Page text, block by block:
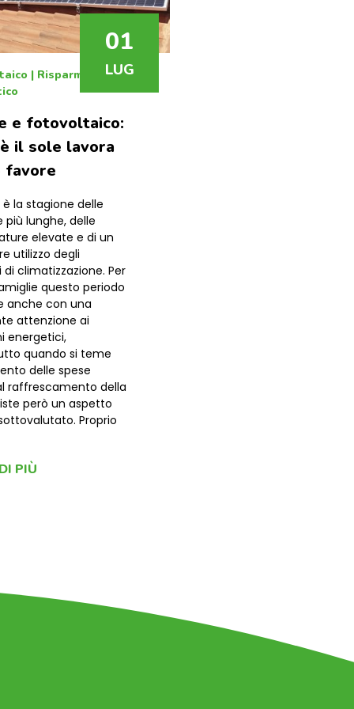
01
LUG
| Risparmio
e fotovoltaico:
il sole lavora
favore
la stagione delle
più lunghe, delle
elevate e di un
utilizzo degli
climatizzazione. Per
questo periodo
anche con una
attenzione ai
energetici,
quando si teme
delle spese
raffrescamento della
però un aspetto
Proprio
PIÙ